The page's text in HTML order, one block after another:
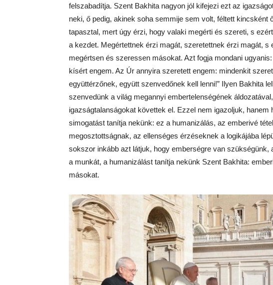
felszabadítja. Szent Bakhita nagyon jól kifejezi ezt az
neki, ő pedig, akinek soha semmije sem volt, féltett kincsként
tapasztal, mert úgy érzi, hogy valaki megérti és szereti, s
a kezdet. Megértettnek érzi magát, szeretettnek érzi magát,
megértsen és szeressen másokat. Azt fogja mondani
kísért engem. Az Úr annyira szeretett engem: mindenkit
együttérzőnek, együtt szenvedőnek kell lenni!” Ilyen Bakhita
szenvedünk a világ megannyi embertelenségének
igazságtalanságokat követtek el. Ezzel nem igazoljuk,
simogatást tanítja nekünk: ez a humanizálás, az emberivé
megosztottságnak, az ellenséges érzéseknek a logikájába
sokszor inkább azt látjuk, hogy emberségre van szükségünk,
a munkát, a humanizálást tanítja nekünk Szent Bakhita:
másokat.